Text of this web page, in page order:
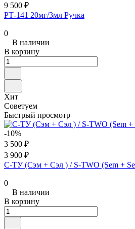
9 500 ₽
PT‑141 20мг/3мл Ручка
0
В наличии
В корзину
Хит
Советуем
Быстрый просмотр
-10%
3 500 ₽
3 900 ₽
С-ТУ (Сэм + Сэл ) / S-TWO (Sem +
0
В наличии
В корзину